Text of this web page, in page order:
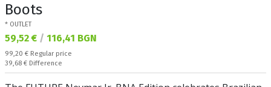
Boots
* OUTLET
Текуща цена:
59,52 € / 116,41 BGN
Regular price:
99,20 € Regular price
Спестявате:
39,68 € Difference